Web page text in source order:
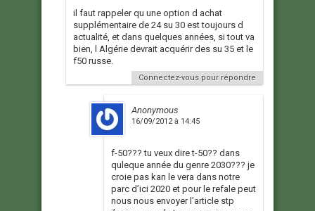
il faut rappeler qu une option d achat
supplémentaire de 24 su 30 est toujours d
actualité, et dans quelques années, si tout va
bien, l Algérie devrait acquérir des su 35 et le
f50 russe.
Connectez-vous pour répondre
Anonymous
16/09/2012 à 14:45
f-50??? tu veux dire t-50?? dans
quleque année du genre 2030??? je
croie pas kan le vera dans notre
parc d’ici 2020 et pour le refale peut
nous nous envoyer l’article stp